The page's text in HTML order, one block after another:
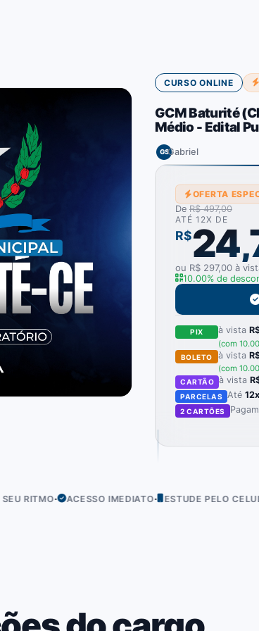
CURSO ONLINE
GCM Baturité
Médio - Edital
GSGabriel
OFERTA
De R$ 497,00
ATÉ 12X DE
R$
ou R$ 297,00 à
10.00% de
PIX à vista
(com
BOLETO à vista
(com
CARTÃO à vista
PARCELAS Até
2 CARTÕES
· ACESSO IMEDIATO· ESTUDE PELO CELULAR·